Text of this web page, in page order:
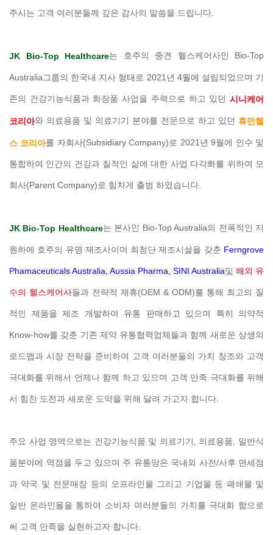
주시는 고객 여러분들께 깊은 감사의 말씀을 드립니다.
JK Bio-Top Healthcare는 호주의 중견 헬스케어사인 Bio-Top
Australia그룹의 한국내 지사 형태로 2021년 4월에 설립되었으며 기
존의 건강기능식품과 화장품 사업을 주력으로 하고 있던 시니케어
코리아와 의료용품 및 의료기기 분야를 전문으로 하고 있던 휴먼헬
스 코리아를 자회사(Subsidiary Company)로 2021년 9월에 인수 및
통합하여 인간의 건강과 질적인 삶에 대한 사업 다각화를 위하여 모
회사(Parent Company)로 힘차게 출범 하였습니다.
JK Bio-Top Healthcare는 본사인 Bio-Top Australia의 전폭적인 지
원하에 호주의 유명 제조사이며 최첨단 제조시설을 갖춘 Ferngrove
Phamaceuticals Australia, Aussia Pharma, SINI Australia및 해외 유
수의 헬스케어사들과 전략적 제휴(OEM & ODM)를 통해 최고의 질
적인 제품을 제조 개발하여 유통 판매하고 있으며 특히 의약적
Know-how를 갖춘 기존 제약 유통협력업체들과 함께 새로운 상생의
로드맵과 시장 전략을 준비하여 고객 여러분들의 가치 창조와 고객
극대화를 위해서 언제나 함께 하고 있으며 고객 만족 극대화를 위해
서 힘찬 도전과 새로운 도약을 위해 달려 가고자 합니다.
주요 사업 영역으로는 건강기능식품 및 의료기기, 의료용품, 일반식
품분야에 역점을 두고 있으며 주 유통망은 국내외 사전/사후 면세점
과 약국 및 전문매장 등의 오프라인몰 그리고 기업몰 등 폐쇄몰 및
일반 온라인몰을 통하여 소비자 여러분들의 가치를 극대화 함으로
써 고객 만족을 실현하고자 합니다.